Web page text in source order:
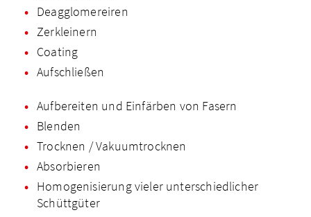
Deagglomereiren
Zerkleinern
Coating
Aufschließen
Aufbereiten und Einfärben von Fasern
Blenden
Trocknen / Vakuumtrocknen
Absorbieren
Homogenisierung vieler unterschiedlicher
Schüttgüter